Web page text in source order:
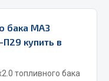
бака МАЗ
купить в
топливного бака